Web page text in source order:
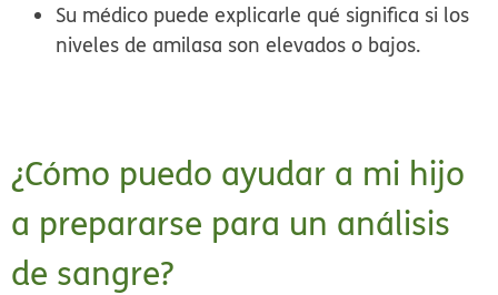
Su médico puede explicarle qué significa si los
niveles de amilasa son elevados o bajos.
¿Cómo puedo ayudar a mi hijo
a prepararse para un análisis
de sangre?